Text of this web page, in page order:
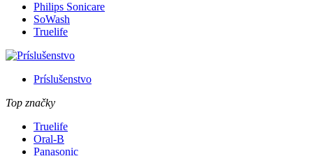
Philips Sonicare
SoWash
Truelife
Príslušenstvo
Top značky
Truelife
Oral-B
Panasonic